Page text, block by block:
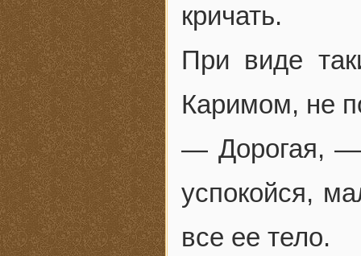
кричать.
При виде
Каримом, не
— Дорогая, —
успокойся,
все ее тело.